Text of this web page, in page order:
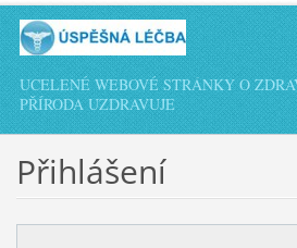
UCELENÉ WEBOVÉ STRÁNKY O
PŘÍRODA UZDRAVUJE
Přihlášení